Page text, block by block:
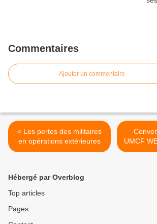
Commentaires
Ajouter un commentaire
< Les pertes des militaires
en opérations extérieures
UMCF
Hébergé par Overblog
Top articles
Pages